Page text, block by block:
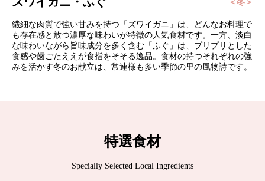
＜冬＞
繊細な肉質で強い甘みを持つ「ズワイガニ」は、どんなお料理で
も存在感と放つ濃厚な味わいが特徴の人気食材です。一方、淡白
な味わいながら旨味成分を多く含む「ふぐ」は、プリプリとした
食感や歯ごたええが食指をそそる逸品。食材の持つそれぞれの強
みを活かす冬のお献立は、常連様も多い季節の里の風物詩です。
特選食材
Specially Selected Local Ingredients